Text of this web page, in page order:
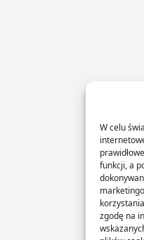
W celu
funkcji, a
zgodę na